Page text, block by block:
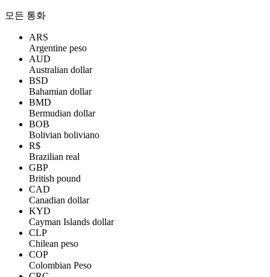
모든 통화
ARS
Argentine peso
AUD
Australian dollar
BSD
Bahamian dollar
BMD
Bermudian dollar
BOB
Bolivian boliviano
R$
Brazilian real
GBP
British pound
CAD
Canadian dollar
KYD
Cayman Islands dollar
CLP
Chilean peso
COP
Colombian Peso